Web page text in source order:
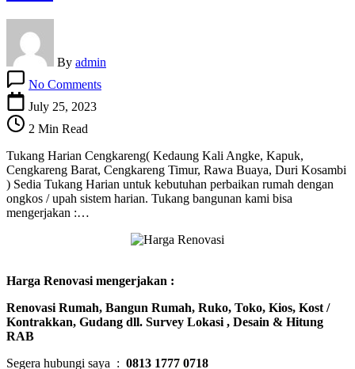
By admin
No CommentsTukang
Barat
July 25, 2023
2 Min Read
Tukang Harian Cengkareng( Kedaung Kali Angke, Kapuk,
Cengkareng Barat, Cengkareng Timur, Rawa Buaya, Duri Kosambi
) Sedia Tukang Harian untuk kebutuhan perbaikan rumah dengan
ongkos / upah sistem harian. Tukang bangunan kami bisa
mengerjakan :…
Harga Renovasi mengerjakan :
Renovasi Rumah, Bangun Rumah, Ruko, Toko, Kios, Kost /
Kontrakkan, Gudang dll. Survey Lokasi , Desain & Hitung
RAB
Segera hubungi saya : 0813 1777 0718